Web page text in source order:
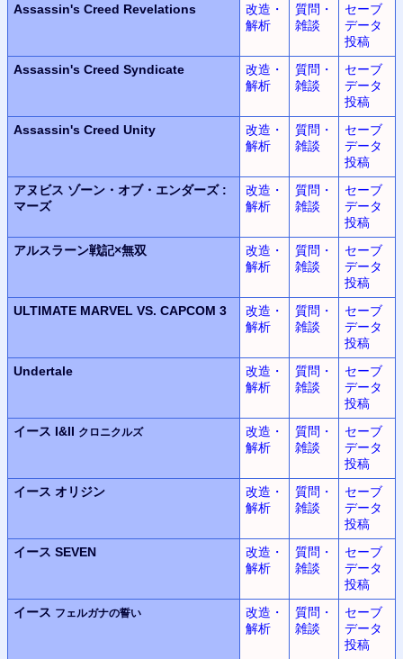
Assassin's Creed Revelations
改造・
解析
質問・
雑談
セーブ
データ
投稿
Assassin's Creed Syndicate
改造・
解析
質問・
雑談
セーブ
データ
投稿
Assassin's Creed Unity
改造・
解析
質問・
雑談
セーブ
データ
投稿
アヌビス ゾーン・オブ・エンダーズ:
マーズ
改造・
解析
質問・
雑談
セーブ
データ
投稿
アルスラーン戦記×無双
改造・
解析
質問・
雑談
セーブ
データ
投稿
ULTIMATE MARVEL VS. CAPCOM 3
改造・
解析
質問・
雑談
セーブ
データ
投稿
Undertale
改造・
解析
質問・
雑談
セーブ
データ
投稿
イース I&II クロニクルズ
改造・
解析
質問・
雑談
セーブ
データ
投稿
イース オリジン
改造・
解析
質問・
雑談
セーブ
データ
投稿
イース SEVEN
改造・
解析
質問・
雑談
セーブ
データ
投稿
イース フェルガナの誓い
改造・
解析
質問・
雑談
セーブ
データ
投稿